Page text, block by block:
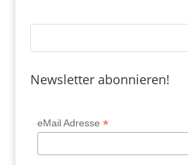
Newsletter abonnieren!
eMail Adresse*